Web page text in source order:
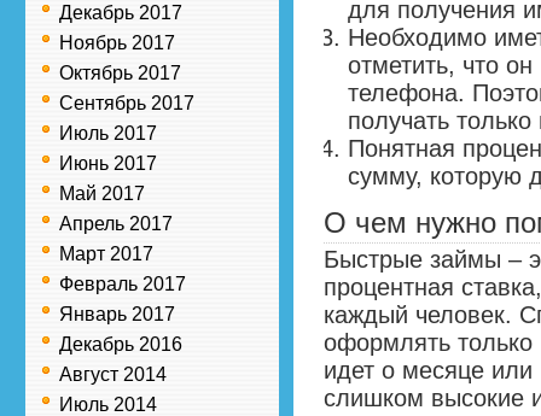
Декабрь 2017
Ноябрь 2017
Октябрь 2017
Сентябрь 2017
Июль 2017
Июнь 2017
Май 2017
Апрель 2017
Март 2017
Февраль 2017
Январь 2017
Декабрь 2016
Август 2014
Июль 2014
для получения
Необходимо
отметить, что
телефона.
получать
Понятная
сумму, которую
О чем нужно
Быстрые займы –
процентная
каждый человек.
оформлять только
идет о месяце или
слишком высокие